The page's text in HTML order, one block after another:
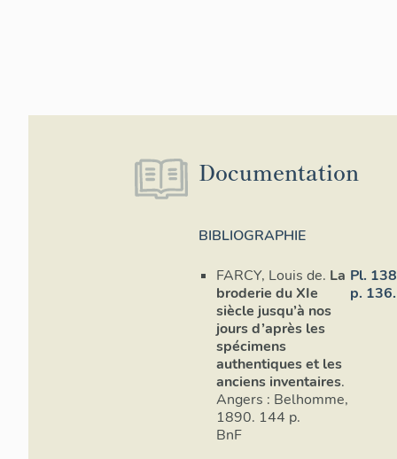
Documentation
BIBLIOGRAPHIE
FARCY, Louis de. La
broderie du XIe
siècle jusqu’à nos
jours d’après les
spécimens
authentiques et les
anciens inventaires.
Angers : Belhomme,
1890. 144 p.
BnF
Pl. 138
p. 136.